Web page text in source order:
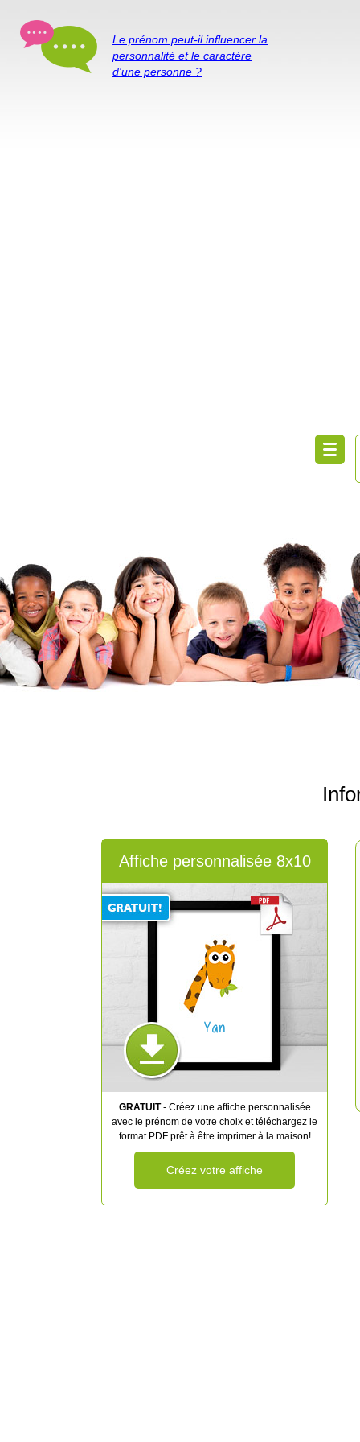
Le prénom peut-il influencer la
personnalité et le caractère
d'une personne ?
Affiche personnalisée 8x10
Yan
GRATUIT- Créez une affiche personnalisée
avec le prénom de votre choix et téléchargez le
format PDF prêt à être imprimer à la maison!
Créez votre affiche